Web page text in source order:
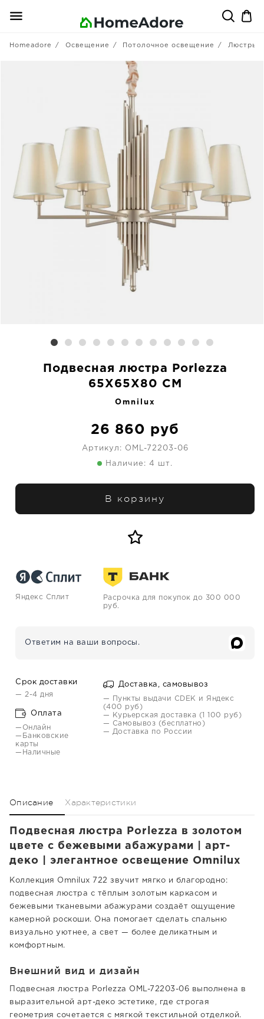
Homeadore Освещение Потолочное освещение Люстры
Подвесная люстра Porlezza
65X65X80 CM
Omnilux
26 860 руб
Артикул: OML-72203-06
Наличие: 4 шт.
В корзину
Яндекс Сплит
Расрочка для покупок до 300 000
руб.
Ответим на ваши вопросы.
Срок доставки
— 2-4 дня
Оплата
—Онлайн
—Банковские
карты
—Наличные
Доставка, самовывоз
— Пункты выдачи CDEK и Яндекс
(400 руб)
— Курьерская доставка (1 100 руб)
— Самовывоз (бесплатно)
— Доставка по России
Описание Характеристики
Подвесная люстра Porlezza в золотом
цвете с бежевыми абажурами | арт-
деко | элегантное освещение Omnilux
Коллекция Omnilux 722 звучит мягко и благородно:
подвесная люстра с тёплым золотым каркасом и
бежевыми тканевыми абажурами создаёт ощущение
камерной роскоши. Она помогает сделать спальню
визуально уютнее, а свет — более деликатным и
комфортным.
Внешний вид и дизайн
Подвесная люстра Porlezza OML-72203-06 выполнена в
выразительной арт-деко эстетике, где строгая
геометрия сочетается с мягкой текстильной отделкой.